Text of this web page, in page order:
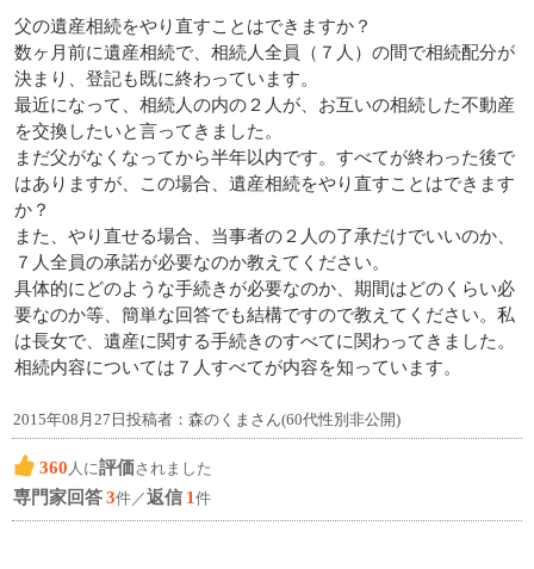
父の遺産相続をやり直すことはできますか？
数ヶ月前に遺産相続で、相続人全員（７人）の間で相続配分が
決まり、登記も既に終わっています。
最近になって、相続人の内の２人が、お互いの相続した不動産
を交換したいと言ってきました。
まだ父がなくなってから半年以内です。すべてが終わった後で
はありますが、この場合、遺産相続をやり直すことはできます
か？
また、やり直せる場合、当事者の２人の了承だけでいいのか、
７人全員の承諾が必要なのか教えてください。
具体的にどのような手続きが必要なのか、期間はどのくらい必
要なのか等、簡単な回答でも結構ですので教えてください。私
は長女で、遺産に関する手続きのすべてに関わってきました。
相続内容については７人すべてが内容を知っています。
2015年08月27日投稿者：森のくまさん(60代性別非公開)
360 人に評価されました
専門家回答3件／返信 1件